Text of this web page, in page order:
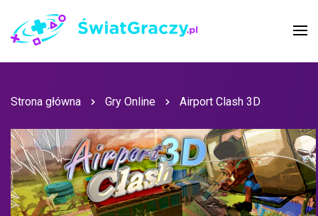
Strona główna Gry Online Airport Clash 3D